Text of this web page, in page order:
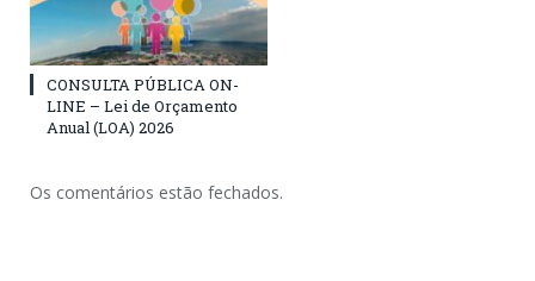
CONSULTA PÚBLICA ON-
LINE – Lei de Orçamento
Anual (LOA) 2026
Os comentários estão fechados.